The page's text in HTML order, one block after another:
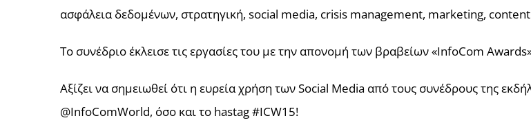
ασφάλεια δεδομένων, στρατηγική, social media, crisis management, marketing,
Το συνέδριο έκλεισε τις εργασίες του με την απονομή των βραβείων «InfoCom
Αξίζει να σημειωθεί ότι η ευρεία χρήση των Social Media από τους συνέδρους της
@InfoComWorld, όσο και το hastag #ICW15!